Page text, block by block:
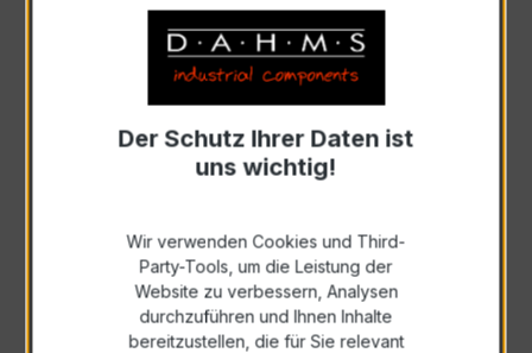
Anfrage schriftlich
Zur Sammelanfrage hinzufügen
Anfrage telefonisch
Der Schutz Ihrer Daten ist
uns wichtig!
Wir verwenden Cookies und Third-
Party-Tools, um die Leistung der
Website zu verbessern, Analysen
durchzuführen und Ihnen Inhalte
bereitzustellen, die für Sie relevant